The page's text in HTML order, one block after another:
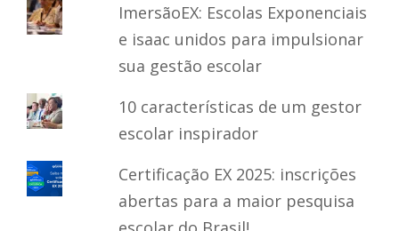
ImersãoEX: Escolas Exponenciais
e isaac unidos para impulsionar
sua gestão escolar
10 características de um gestor
escolar inspirador
Certificação EX 2025: inscrições
abertas para a maior pesquisa